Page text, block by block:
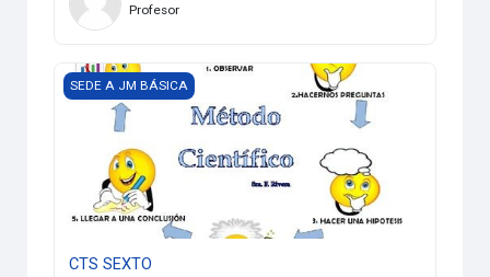
Profesor
CTS SEXTO
SEDE A JM BÁSICA
CTS SEXTO